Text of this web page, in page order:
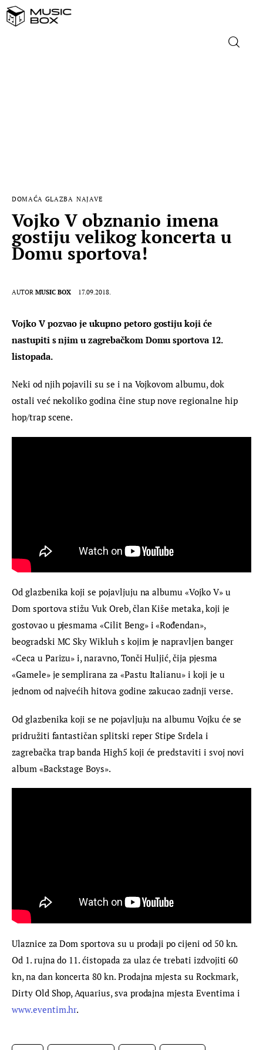
MUSIC BOX
DOMAĆA GLAZBA NAJAVE
Vojko V obznanio imena
gostiju velikog koncerta u
Domu sportova!
AUTOR MUSIC BOX 17.09.2018.
Vojko V pozvao je ukupno petoro gostiju koji će
nastupiti s njim u zagrebačkom Domu sportova 12.
listopada.
Neki od njih pojavili su se i na Vojkovom albumu, dok
ostali već nekoliko godina čine stup nove regionalne hip
hop/trap scene.
Od glazbenika koji se pojavljuju na albumu «Vojko V» u
Dom sportova stižu Vuk Oreb, član Kiše metaka, koji je
gostovao u pjesmama «Cilit Beng» i «Rođendan»,
beogradski MC Sky Wikluh s kojim je napravljen banger
«Ceca u Parizu» i, naravno, Tonči Huljić, čija pjesma
«Gamele» je semplirana za «Pastu Italianu» i koji je u
jednom od najvećih hitova godine zakucao zadnji verse.
Od glazbenika koji se ne pojavljuju na albumu Vojku će se
pridružiti fantastičan splitski reper Stipe Srdela i
zagrebačka trap banda High5 koji će predstaviti i svoj novi
album «Backstage Boys».
Ulaznice za Dom sportova su u prodaji po cijeni od 50 kn.
Od 1. rujna do 11. ćistopada za ulaz će trebati izdvojiti 60
kn, na dan koncerta 80 kn. Prodajna mjesta su Rockmark,
Dirty Old Shop, Aquarius, sva prodajna mjesta Eventima i
www.eventim.hr.